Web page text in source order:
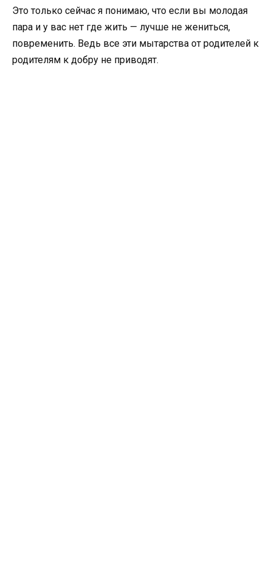
Это только сейчас я понимаю, что если вы молодая
пара и у вас нет где жить — лучше не жениться,
повременить. Ведь все эти мытарства от родителей к
родителям к добру не приводят.